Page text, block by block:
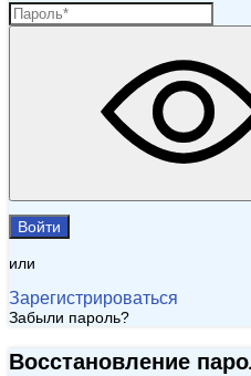
Войти
или
Зарегистрироваться
Забыли пароль?
Восстановление